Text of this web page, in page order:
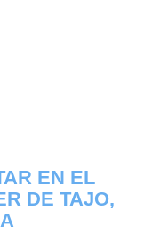
EN EL
DE TAJO,